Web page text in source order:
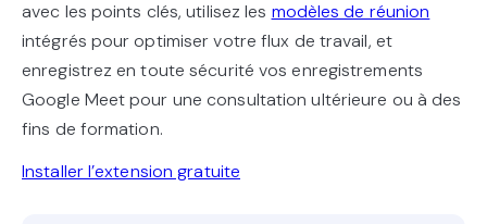
avec les points clés, utilisez les modèles de réunion
intégrés pour optimiser votre flux de travail, et
enregistrez en toute sécurité vos enregistrements
Google Meet pour une consultation ultérieure ou à des
fins de formation.
Installer l’extension gratuite